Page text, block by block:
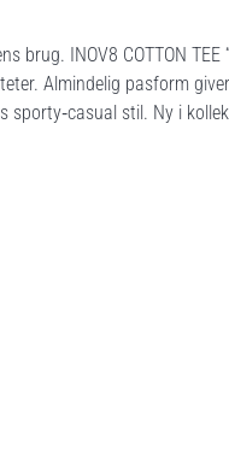
INOV8 COTTON TEE
Almindelig pasform
sporty‑casual stil. Ny i